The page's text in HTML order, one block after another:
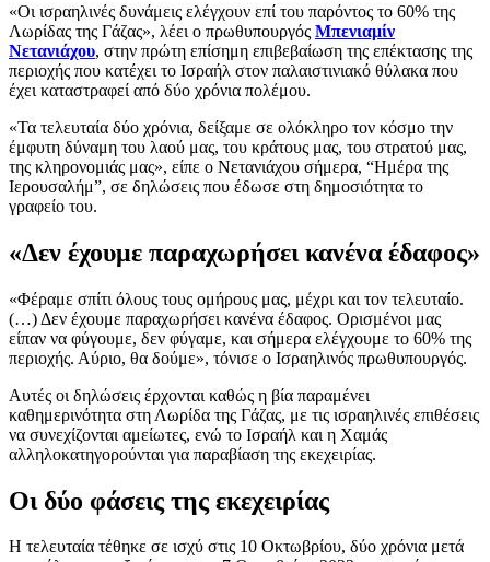
«Οι ισραηλινές δυνάμεις ελέγχουν επί του παρόντος το 60% της
Λωρίδας της Γάζας», λέει ο πρωθυπουργός Μπενιαμίν
Νετανιάχου, στην πρώτη επίσημη επιβεβαίωση της επέκτασης της
περιοχής που κατέχει το Ισραήλ στον παλαιστινιακό θύλακα που
έχει καταστραφεί από δύο χρόνια πολέμου.
«Τα τελευταία δύο χρόνια, δείξαμε σε ολόκληρο τον κόσμο την
έμφυτη δύναμη του λαού μας, του κράτους μας, του στρατού μας,
της κληρονομιάς μας», είπε ο Νετανιάχου σήμερα, “Ημέρα της
Ιερουσαλήμ”, σε δηλώσεις που έδωσε στη δημοσιότητα το
γραφείο του.
«Δεν έχουμε παραχωρήσει κανένα έδαφος»
«Φέραμε σπίτι όλους τους ομήρους μας, μέχρι και τον τελευταίο.
(…) Δεν έχουμε παραχωρήσει κανένα έδαφος. Ορισμένοι μας
είπαν να φύγουμε, δεν φύγαμε, και σήμερα ελέγχουμε το 60% της
περιοχής. Αύριο, θα δούμε», τόνισε ο Ισραηλινός πρωθυπουργός.
Αυτές οι δηλώσεις έρχονται καθώς η βία παραμένει
καθημερινότητα στη Λωρίδα της Γάζας, με τις ισραηλινές επιθέσεις
να συνεχίζονται αμείωτες, ενώ το Ισραήλ και η Χαμάς
αλληλοκατηγορούνται για παραβίαση της εκεχειρίας.
Οι δύο φάσεις της εκεχειρίας
Η τελευταία τέθηκε σε ισχύ στις 10 Οκτωβρίου, δύο χρόνια μετά